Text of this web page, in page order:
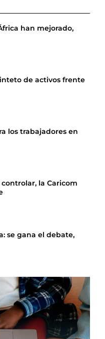
han mejorado,
de activos frente
los trabajadores en
la Caricom
se gana el debate,